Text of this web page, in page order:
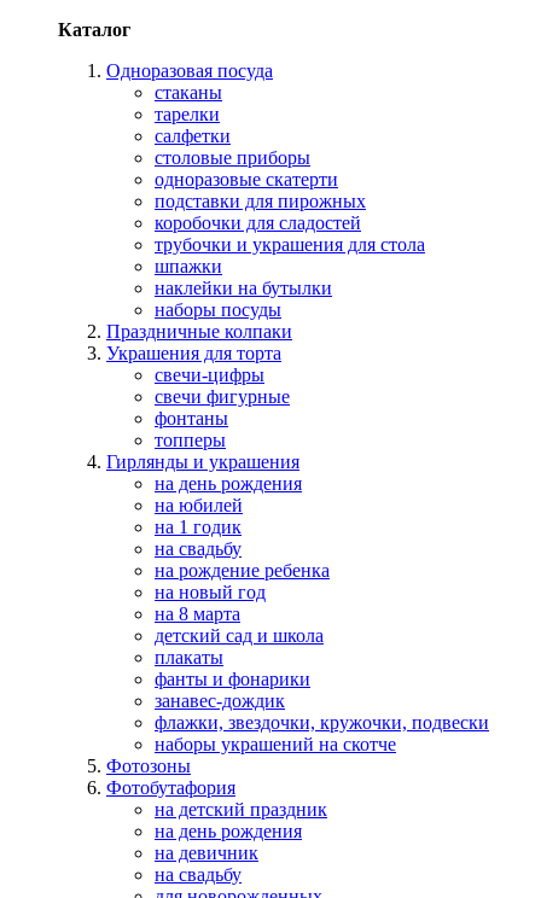
Каталог
Одноразовая посуда
стаканы
тарелки
салфетки
столовые приборы
одноразовые скатерти
подставки для пирожных
коробочки для сладостей
трубочки и украшения для стола
шпажки
наклейки на бутылки
наборы посуды
Праздничные колпаки
Украшения для торта
свечи-цифры
свечи фигурные
фонтаны
топперы
Гирлянды и украшения
на день рождения
на юбилей
на 1 годик
на свадьбу
на рождение ребенка
на новый год
на 8 марта
детский сад и школа
плакаты
фанты и фонарики
занавес-дождик
флажки, звездочки, кружочки, подвески
наборы украшений на скотче
Фотозоны
Фотобутафория
на детский праздник
на день рождения
на девичник
на свадьбу